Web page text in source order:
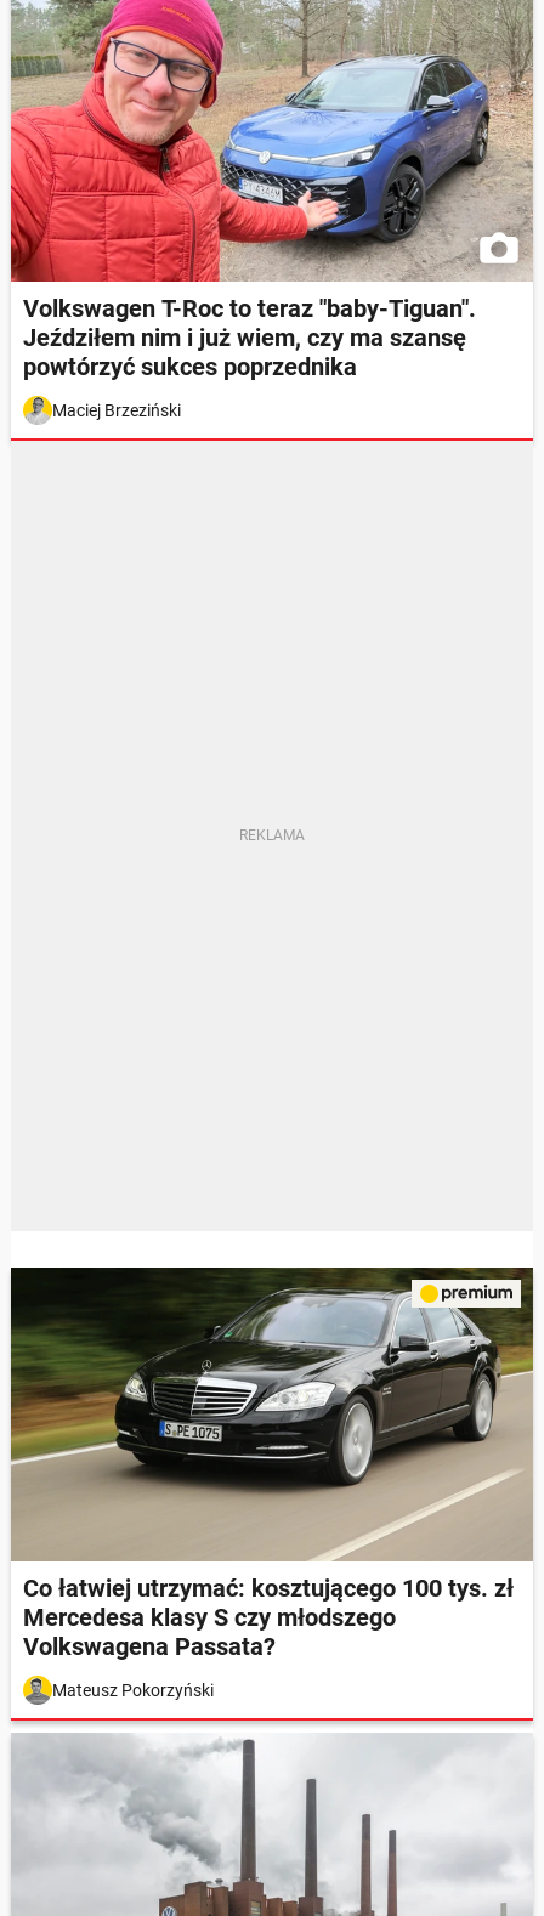
Volkswagen T-Roc to teraz "baby-Tiguan".
Jeździłem nim i już wiem, czy ma szansę
powtórzyć sukces poprzednika
Maciej Brzeziński
Co łatwiej utrzymać: kosztującego 100 tys. zł
Mercedesa klasy S czy młodszego
Volkswagena Passata?
Mateusz Pokorzyński